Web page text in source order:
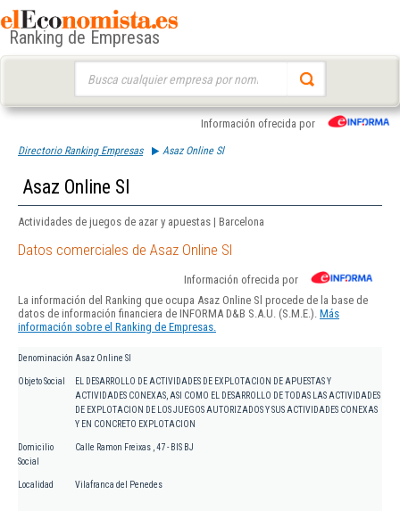
Ranking de Empresas
Información ofrecida por
Directorio Ranking Empresas Asaz Online Sl
Asaz Online Sl
Actividades de juegos de azar y apuestas | Barcelona
Datos comerciales de Asaz Online Sl
Información ofrecida por
La información del Ranking que ocupa Asaz Online Sl procede de la base de
datos de información financiera de INFORMA D&B S.A.U. (S.M.E.). Más
información sobre el Ranking de Empresas.
Denominación Asaz Online Sl
Objeto Social
EL DESARROLLO DE ACTIVIDADES DE EXPLOTACION DE APUESTAS Y
ACTIVIDADES CONEXAS, ASI COMO EL DESARROLLO DE TODAS LAS ACTIVIDADES
DE EXPLOTACION DE LOS JUEGOS AUTORIZADOS Y SUS ACTIVIDADES CONEXAS
Y EN CONCRETO EXPLOTACION
Domicilio
Social
Calle Ramon Freixas , 47 - BIS BJ
Localidad Vilafranca del Penedes